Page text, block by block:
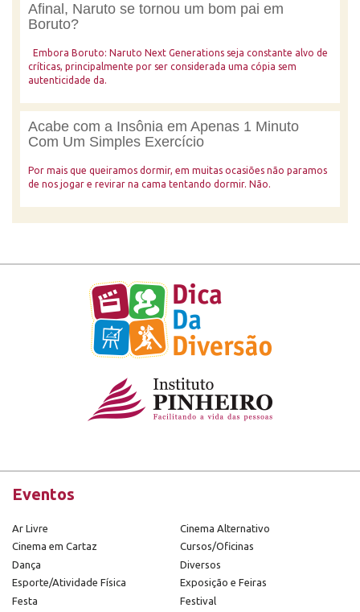
Afinal, Naruto se tornou um bom pai em
Boruto?
Embora Boruto: Naruto Next Generations seja constante alvo de
críticas, principalmente por ser considerada uma cópia sem
autenticidade da.
Acabe com a Insônia em Apenas 1 Minuto
Com Um Simples Exercício
Por mais que queiramos dormir, em muitas ocasiões não paramos
de nos jogar e revirar na cama tentando dormir. Não.
Eventos
Ar Livre
Cinema Alternativo
Cinema em Cartaz
Cursos/Oficinas
Dança
Diversos
Esporte/Atividade Física
Exposição e Feiras
Festa
Festival